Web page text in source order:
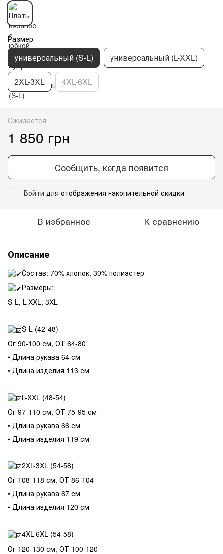
Размер
универсальный (S-L) универсальный (L-XXL)
2XL-3XL 4XL-6XL
Ожидается
1 850 грн
Сообщить, когда появится
Войти для отображения накопительной скидки
В избранное К сравнению
Описание
Состав: 70% хлопок, 30% полиэстер
Размеры:
S-L, L-XXL, 3XL
S-L (42-48)
Ог 90-100 см, ОТ 64-80
• Длина рукава 64 см
• Длина изделия 113 см
L-XXL (48-54)
Ог 97-110 см, ОТ 75-95 см
• Длина рукава 66 см
• Длина изделия 119 см
2XL-3XL (54-58)
Ог 108-118 см, ОТ 86-104
• Длина рукава 67 см
• Длина изделия 120 см
4XL-6XL (54-58)
Ог 120-130 см, ОТ 100-120